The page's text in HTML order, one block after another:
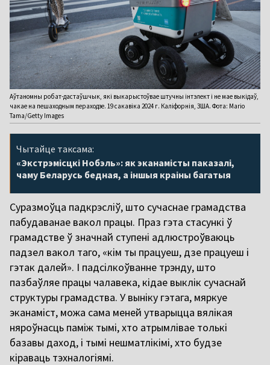
Аўтаномны робат-дастаўшчык, які выкарыстоўвае штучны інтэлект і не мае выкідаў,
чакае на пешаходным пераходзе. 19 сакавіка 2024 г. Каліфорнія, ЗША. Фота: Mario
Tama/Getty Images
Чытайце таксама:
«Экстрэмісцкі Нобэль»: як эканамісты паказалі,
чаму Беларусь бедная, а іншыя краіны багатыя
Суразмоўца падкрэсліў, што сучаснае грамадства
пабудаванае вакол працы. Праз гэта стасункі ў
грамадстве ў значнай ступені адлюстроўваюць
падзел вакол таго, «кім ты працуеш, дзе працуеш і
гэтак далей». І падсілкоўванне трэнду, што
пазбаўляе працы чалавека, кідае выклік сучаснай
структуры грамадства. У выніку гэтага, мяркуе
эканаміст, можа сама меней утварыцца вялікая
няроўнасць паміж тымі, хто атрымлівае толькі
базавы даход, і тымі нешматлікімі, хто будзе
кіраваць тэхналогіямі.